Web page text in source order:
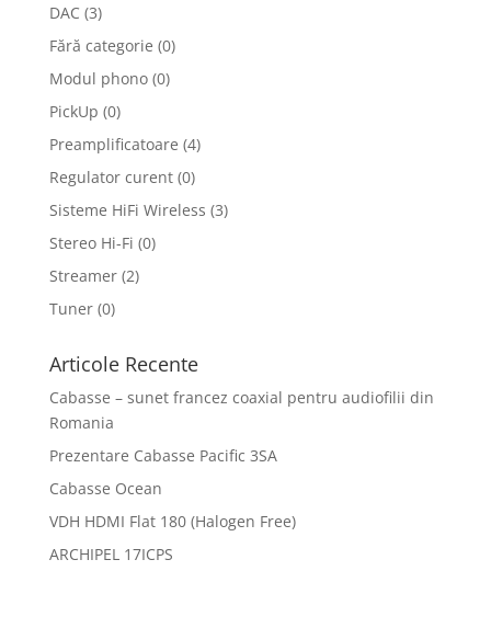
DAC (3)
Fără categorie (0)
Modul phono (0)
PickUp (0)
Preamplificatoare (4)
Regulator curent (0)
Sisteme HiFi Wireless (3)
Stereo Hi-Fi (0)
Streamer (2)
Tuner (0)
Articole Recente
Cabasse – sunet francez coaxial pentru audiofilii din
Romania
Prezentare Cabasse Pacific 3SA
Cabasse Ocean
VDH HDMI Flat 180 (Halogen Free)
ARCHIPEL 17ICPS